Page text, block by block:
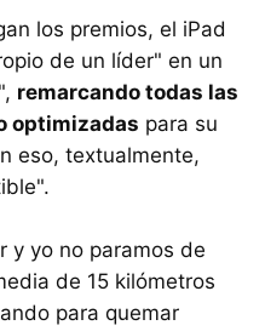
los premios, el iPad
de un líder" en un
remarcando todas las
optimizadas para su
eso, textualmente,
y yo no paramos de
de 15 kilómetros
para quemar